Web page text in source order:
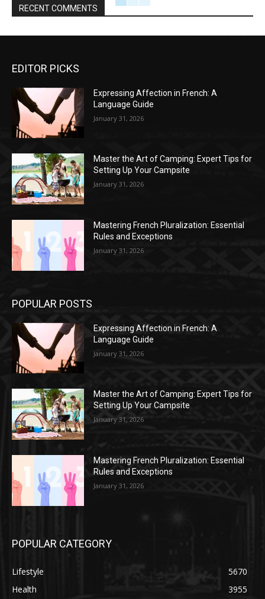
RECENT COMMENTS
EDITOR PICKS
Expressing Affection in French: A
Language Guide
January 31, 2026
Master the Art of Camping: Expert Tips for
Setting Up Your Campsite
January 31, 2026
Mastering French Pluralization: Essential
Rules and Exceptions
January 31, 2026
POPULAR POSTS
Expressing Affection in French: A
Language Guide
January 31, 2026
Master the Art of Camping: Expert Tips for
Setting Up Your Campsite
January 31, 2026
Mastering French Pluralization: Essential
Rules and Exceptions
January 31, 2026
POPULAR CATEGORY
Lifestyle
5670
Health
3955